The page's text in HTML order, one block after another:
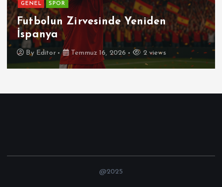
GENEL SPOR
Futbolun Zirvesinde Yeniden
İspanya
By Editor Temmuz 16, 2026 2 views
@2025